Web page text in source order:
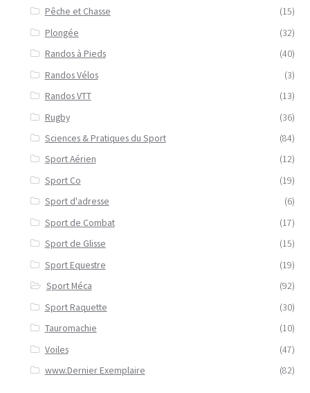
Pêche et Chasse
(15)
Plongée
(32)
Randos à Pieds
(40)
Randos Vélos
(3)
Randos VTT
(13)
Rugby
(36)
Sciences & Pratiques du Sport
(84)
Sport Aérien
(12)
Sport Co
(19)
Sport d'adresse
(6)
Sport de Combat
(17)
Sport de Glisse
(15)
Sport Equestre
(19)
Sport Méca
(92)
Sport Raquette
(30)
Tauromachie
(10)
Voiles
(47)
www.Dernier Exemplaire
(82)